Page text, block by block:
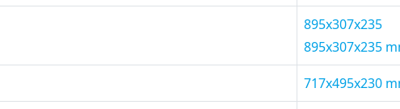
895x307x235
895x307x235
717x495x230